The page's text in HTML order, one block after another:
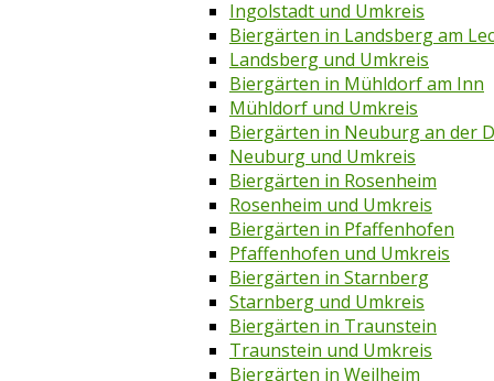
Ingolstadt und Umkreis
Biergärten in Landsberg am
Landsberg und Umkreis
Biergärten in Mühldorf am Inn
Mühldorf und Umkreis
Biergärten in Neuburg an der
Neuburg und Umkreis
Biergärten in Rosenheim
Rosenheim und Umkreis
Biergärten in Pfaffenhofen
Pfaffenhofen und Umkreis
Biergärten in Starnberg
Starnberg und Umkreis
Biergärten in Traunstein
Traunstein und Umkreis
Biergärten in Weilheim